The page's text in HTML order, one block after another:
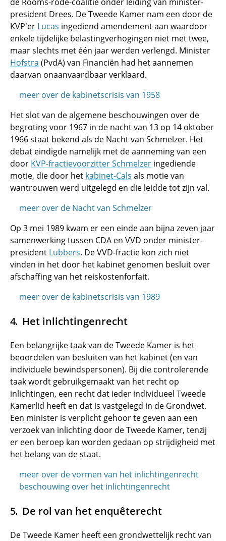
president Drees. De Tweede Kamer nam een door de
KVP'er Lucas ingediend amendement aan waardoor
enkele tijdelijke belastingverhogingen niet met twee,
maar slechts met één jaar werden verlengd. Minister
Hofstra (PvdA) van Financiën had het aannemen
daarvan onaanvaardbaar verklaard.
meer over de kabinetscrisis van 1958
Het slot van de algemene beschouwingen over de
begroting voor 1967 in de nacht van 13 op 14 oktober
1966 staat bekend als de Nacht van Schmelzer. Het
debat eindigde namelijk met de aanneming van een
door KVP-fractievoorzitter Schmelzer ingediende
motie, die door het kabinet-Cals als motie van
wantrouwen werd uitgelegd en die leidde tot zijn val.
meer over de Nacht van Schmelzer
Op 3 mei 1989 kwam er een einde aan bijna zeven jaar
samenwerking tussen CDA en VVD onder minister-
president Lubbers. De VVD-fractie kon zich niet
vinden in het door het kabinet genomen besluit over
afschaffing van het reiskostenforfait.
meer over de kabinetscrisis van 1989
Het inlichtingenrecht
Een belangrijke taak van de Tweede Kamer is het
beoordelen van besluiten van het kabinet (en van
individuele bewindspersonen). Bij die controlerende
taak wordt gebruikgemaakt van het recht op
inlichtingen, een recht dat ieder individueel Tweede
Kamerlid heeft en dat is vastgelegd in de Grondwet.
Een minister is verplicht gehoor te geven aan een
verzoek van inlichting door de Tweede Kamer, tenzij
er een beroep kan worden gedaan op strijdigheid met
het belang van de staat.
meer over de vormen van het inlichtingenrecht
beschouwing over het inlichtingenrecht
De rol van het enquêterecht
De Tweede Kamer heeft een grondwettelijk recht van